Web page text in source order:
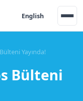
English
Yayında!
Bülteni